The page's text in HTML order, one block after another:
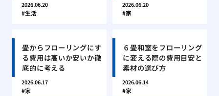
2026.06.20
生活
2026.06.20
家
畳からフローリングにす
る費用は高いか安いか徹
底的に考える
2026.06.17
家
６畳和室をフローリング
に変える際の費用目安と
素材の選び方
2026.06.14
家